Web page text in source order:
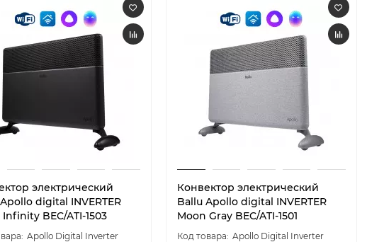
электрический
digital INVERTER
BEC/ATI-1503
Apollo Digital Inverter
Конвектор электрический
Ballu Apollo digital INVERTER
Moon Gray BEC/ATI-1501
Apollo Digital Inverter